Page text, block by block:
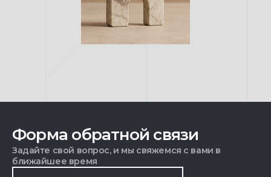
Форма обратной связи
Задайте свой вопрос, и мы свяжемся с вами в
ближайшее время